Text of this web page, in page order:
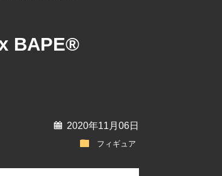
BAPE®
calendar 2020年11月06日
folder フィギュア